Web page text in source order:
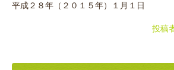
平成２８年（２０１５年）１月１日
投稿